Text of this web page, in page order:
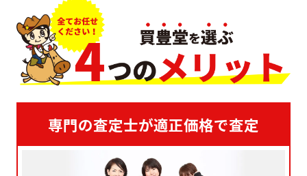
専門の査定士が適正価格で査定